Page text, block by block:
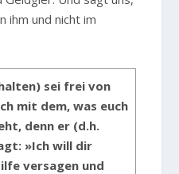
ihm und nicht im
sei frei von
mit dem, was euch
denn er (d.h.
»Ich will dir
versagen und